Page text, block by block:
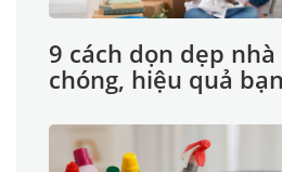
9 cách dọn dẹp
chóng, hiệu quả